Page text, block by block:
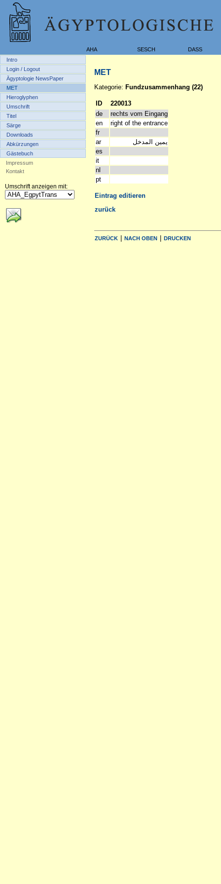
AHA SESCH
DASS
Intro
Login / Logout
Ägyptologie NewsPaper
MET
Hieroglyphen
Umschrift
Titel
Särge
Downloads
Abkürzungen
Gästebuch
Impressum
Kontakt
Umschrift anzeigen mit:
MET
Kategorie: Fundzusammenhang (22)
ID
220013
de
rechts vom Eingang
en
right of the entrance
fr
ar
يمين المدخل
es
it
nl
pt
Eintrag editieren
zurück
ZURÜCK | NACH OBEN | DRUCKEN